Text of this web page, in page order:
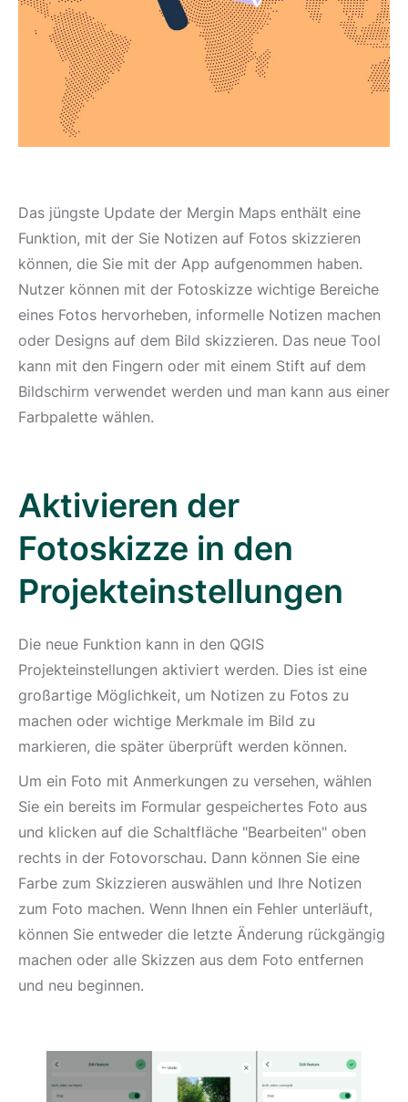
Das jüngste Update der Mergin Maps enthält eine
Funktion, mit der Sie Notizen auf Fotos skizzieren
können, die Sie mit der App aufgenommen haben.
Nutzer können mit der Fotoskizze wichtige Bereiche
eines Fotos hervorheben, informelle Notizen machen
oder Designs auf dem Bild skizzieren. Das neue Tool
kann mit den Fingern oder mit einem Stift auf dem
Bildschirm verwendet werden und man kann aus einer
Farbpalette wählen.
Aktivieren der
Fotoskizze in den
Projekteinstellungen
Die neue Funktion kann in den QGIS
Projekteinstellungen aktiviert werden. Dies ist eine
großartige Möglichkeit, um Notizen zu Fotos zu
machen oder wichtige Merkmale im Bild zu
markieren, die später überprüft werden können.
Um ein Foto mit Anmerkungen zu versehen, wählen
Sie ein bereits im Formular gespeichertes Foto aus
und klicken auf die Schaltfläche "Bearbeiten" oben
rechts in der Fotovorschau. Dann können Sie eine
Farbe zum Skizzieren auswählen und Ihre Notizen
zum Foto machen. Wenn Ihnen ein Fehler unterläuft,
können Sie entweder die letzte Änderung rückgängig
machen oder alle Skizzen aus dem Foto entfernen
und neu beginnen.